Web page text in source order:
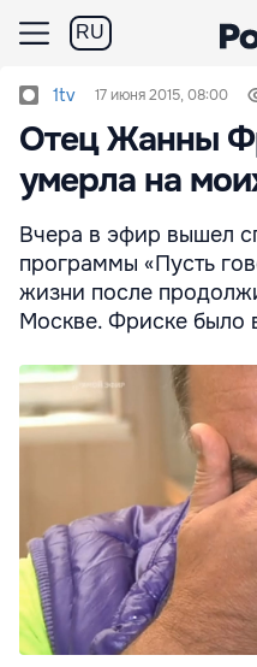
RU
1tv 17 июня 2015, 08:00
Отец Жанны
умерла на
Вчера в эфир вышел
программы «Пусть
жизни после
Москве. Фриске было